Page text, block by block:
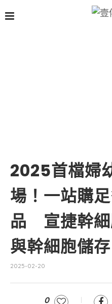
2025首檔婦
場！一站購
品 宣捷幹細
與幹細胞儲存
2025-02-20
0